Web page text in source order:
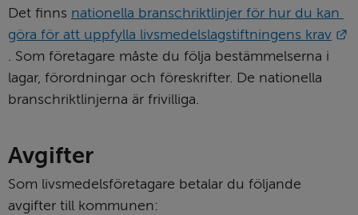
Det finns nationella branschriktlinjer för hur du kan
göra för att uppfylla livsmedelslagstiftningens krav
Länk till annan webbplats.
. Som företagare måste du följa bestämmel­serna i
lagar, förordningar och föreskrifter. De nationella
branschriktlinjerna är frivilliga.
Avgifter
Som livsmedelsföretagare betalar du följande
avgifter till kommunen: